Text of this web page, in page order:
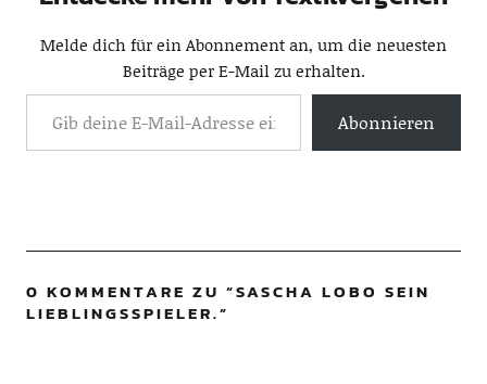
Melde dich für ein Abonnement an, um die neuesten
Beiträge per E-Mail zu erhalten.
Abonnieren
0 KOMMENTARE ZU “SASCHA LOBO SEIN
LIEBLINGSSPIELER.”